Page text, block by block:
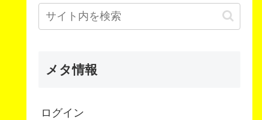
メタ情報
ログイン